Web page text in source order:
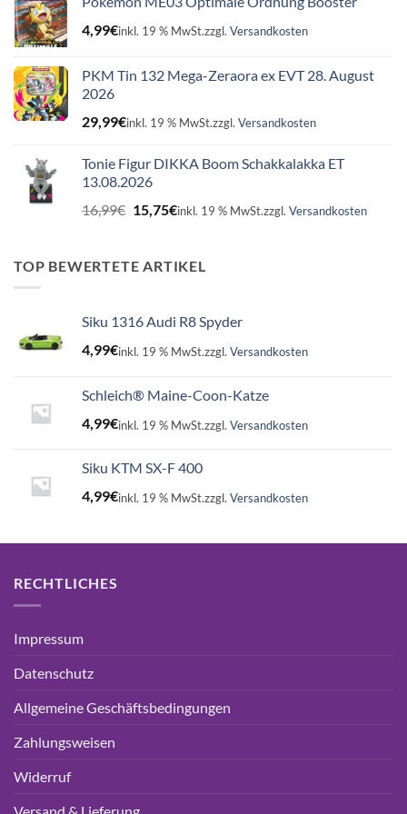
4,99€inkl. 19 % MwSt.zzgl. Versandkosten
PKM Tin 132 Mega-Zeraora ex EVT 28. August
2026
29,99€inkl. 19 % MwSt.zzgl. Versandkosten
Tonie Figur DIKKA Boom Schakkalakka ET
13.08.2026
16,99€ Ursprünglicher
Preis
16,99€
15,75€Aktueller
15,75€.
inkl. 19 % MwSt.zzgl. Versandkosten
TOP BEWERTETE ARTIKEL
Siku 1316 Audi R8 Spyder
4,99€inkl. 19 % MwSt.zzgl. Versandkosten
Schleich® Maine-Coon-Katze
4,99€inkl. 19 % MwSt.zzgl. Versandkosten
Siku KTM SX-F 400
4,99€inkl. 19 % MwSt.zzgl. Versandkosten
RECHTLICHES
Impressum
Datenschutz
Allgemeine Geschäftsbedingungen
Zahlungsweisen
Widerruf
Versand & Lieferung